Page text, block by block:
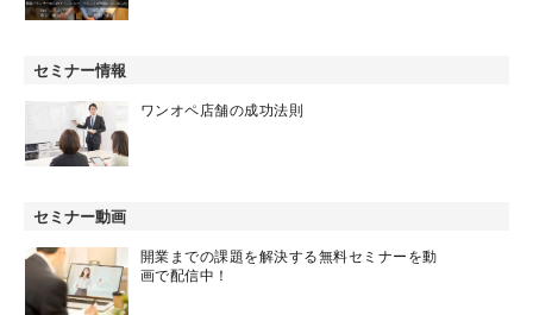
セミナー情報
ワンオペ店舗の成功法則
セミナー動画
開業までの課題を解決する無料セミナーを動
画で配信中！